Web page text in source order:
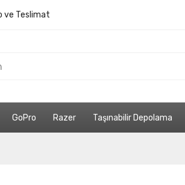
ve Teslimat
GoPro Razer Taşınabilir Depolama